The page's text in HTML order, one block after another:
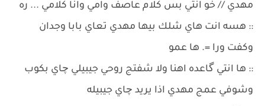
مهدي // خو انتي بس كلام عاصف وامي وانا كلامي ... ره
:: هسه انت هاي شلك بيها مهدي تعاي بابا وجدان
وكفت ورا =. ها عمو
:: ها انتي گاعده اهنا ولا شفتج روحي جيبيلي چاي بكوب
وشوفي عمج مهدي اذا يريد چاي جيبيله